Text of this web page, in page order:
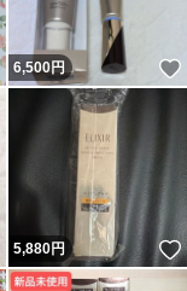
いいね！
6,500円
いいね！
5,880円